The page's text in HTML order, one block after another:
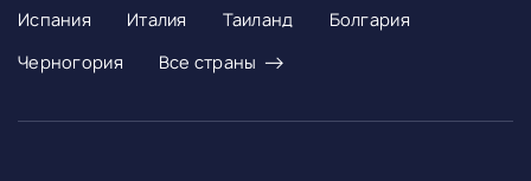
Испания Италия Таиланд
Болгария
Черногория
Все страны →